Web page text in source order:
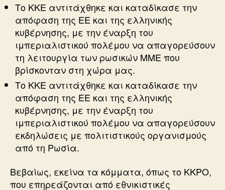
Το ΚΚΕ αντιτάχθηκε και καταδίκασε την
απόφαση της ΕΕ και της ελληνικής
κυβέρνησης, με την έναρξη του
ιμπεριαλιστικού πολέμου να απαγορεύσουν
τη λειτουργία των ρωσικών ΜΜΕ που
βρίσκονταν στη χώρα μας.
Το ΚΚΕ αντιτάχθηκε και καταδίκασε την
απόφαση της ΕΕ και της ελληνικής
κυβέρνησης, με την έναρξη του
ιμπεριαλιστικού πολέμου να απαγορεύσουν
εκδηλώσεις με πολιτιστικούς οργανισμούς
από τη Ρωσία.
Βεβαίως, εκείνα τα κόμματα, όπως το ΚΚΡΟ,
που επηρεάζονται από εθνικιστικές